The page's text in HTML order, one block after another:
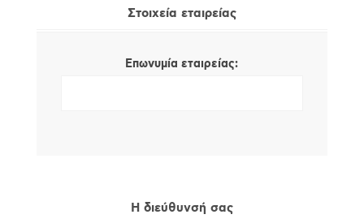
Στοιχεία εταιρείας
Επωνυμία εταιρείας:
Η διεύθυνσή σας